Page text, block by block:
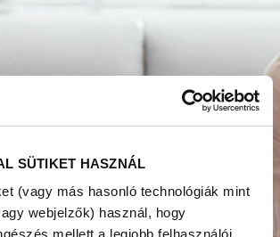
SÜTIKET HASZNÁL
(vagy más hasonló technológiák mint
webjelzők) használ, hogy
mellett a legjobb felhasználói